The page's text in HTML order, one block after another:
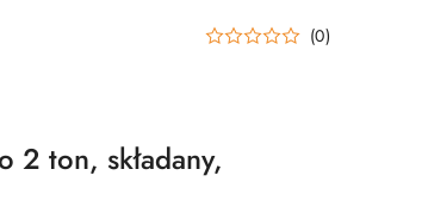
(0)
2 ton, składany,